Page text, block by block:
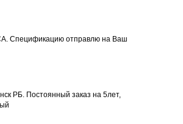
Спецификацию отправлю на Ваш
РБ. Постоянный заказ на 5лет,